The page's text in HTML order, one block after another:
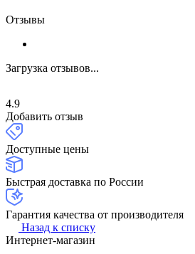
Отзывы
Загрузка отзывов...
4.9
Добавить отзыв
Доступные цены
Быстрая доставка по России
Гарантия качества от производителя
Назад к списку
Интернет-магазин